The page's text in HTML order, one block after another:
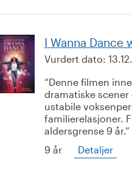
I Wanna Dance
Vurdert dato:
Denne filmen
dramatiske
ustabile
familierelasjoner.
aldersgrense 9 år.
9 år
Detaljer